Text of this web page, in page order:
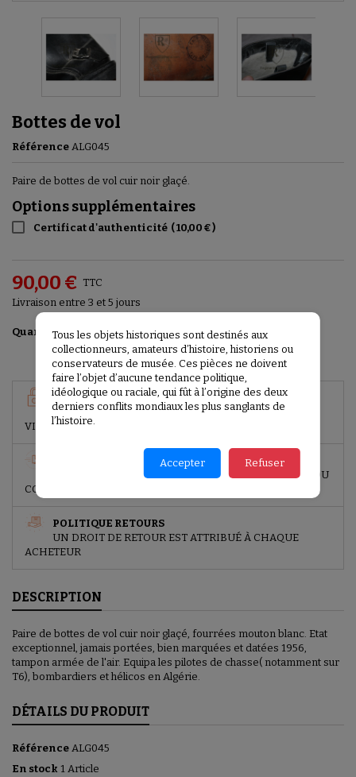
Bottes de vol
Référence ALG045
Paire de bottes de vol cuir noir glaçé.
Options supplémentaires
Certificat d'authenticité ( 10,00 €)
90,00 € TTC
Livraison entre 3 et 5 jours
Quantité  Ajouter au panier
GARANTIES SÉCURITÉ
PAIEMENT SÉCURISÉ (PAYPAL, CARTE BANCAIRE,
VIREMENT BANCAIRE)
POLITIQUE DE LIVRAISON
LIVRAISON SOUS 2 JOURS (À PARTIR DE LA REMISE DU
COLIS)
POLITIQUE RETOURS
UN DROIT DE RETOUR EST ATTRIBUÉ À CHAQUE
ACHETEUR
DESCRIPTION
Paire de bottes de vol cuir noir glaçé, fourrées mouton blanc. Etat
exceptionnel, jamais portées, bien marquées et datées 1956,
tampon armée de l'air. Equipa les pilotes de chasse( notamment sur
T6), bombardiers et hélicos en Algérie.
DÉTAILS DU PRODUIT
Référence ALG045
En stock 1 Article
Tous les objets historiques sont destinés aux
collectionneurs, amateurs d’histoire, historiens ou
conservateurs de musée. Ces pièces ne doivent
faire l’objet d’aucune tendance politique,
idéologique ou raciale, qui fût à l’origine des deux
derniers conflits mondiaux les plus sanglants de
l’histoire.
Accepter Refuser